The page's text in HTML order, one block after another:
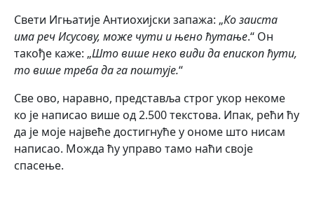
Свети Игњатије Антиохијски запажа: „Ко заиста
има реч Исусову, може чути и њено ћутање.“ Он
такође каже: „Што више неко види да епископ ћути,
то више треба да га поштује.“
Све ово, наравно, представља строг укор некоме
ко је написао више од 2.500 текстова. Ипак, рећи ћу
да је моје највеће достигнуће у ономе што нисам
написао. Можда ћу управо тамо наћи своје
спасење.